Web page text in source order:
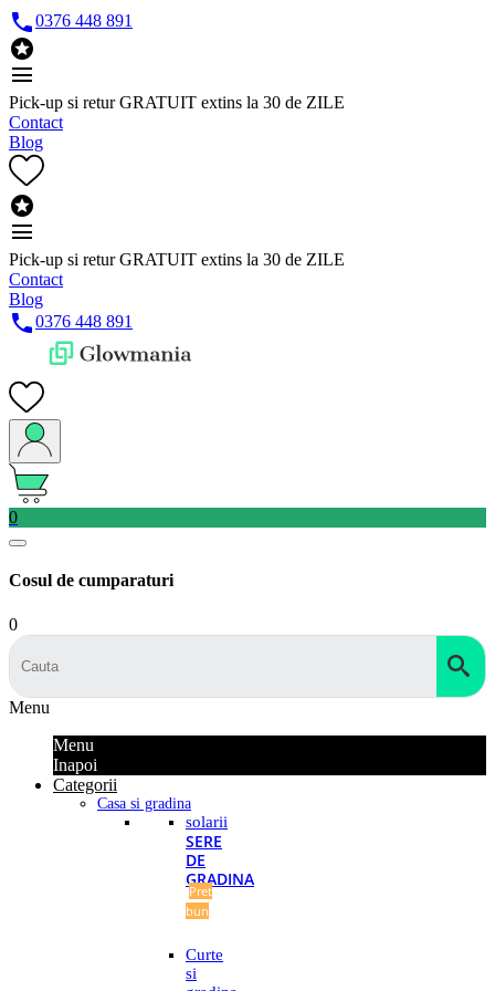
0376 448 891

menu
Pick-up si retur GRATUIT extins la 30 de ZILE
Contact
Blog

menu
Pick-up si retur GRATUIT extins la 30 de ZILE
Contact
Blog
0376 448 891
0
Cosul de cumparaturi
0
Menu
Menu
Inapoi
Categorii
Casa si gradina
solarii
SERE
DE
GRADINA
Pret
bun
Curte
si